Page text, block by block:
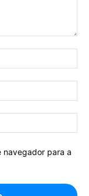
navegador para a